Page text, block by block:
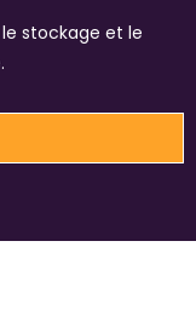
stockage et le